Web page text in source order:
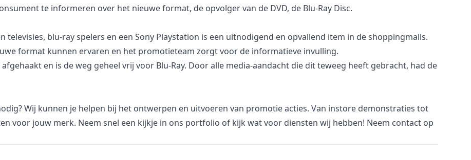
te informeren over het nieuwe format, de opvolger van de DVD, de Blu-Ray Disc.
televisies, blu-ray spelers en een Sony Playstation is een uitnodigend en opvallend item in de shoppingmalls.
format kunnen ervaren en het promotieteam zorgt voor de informatieve invulling.
en is de weg geheel vrij voor Blu-Ray. Door alle media-aandacht die dit teweeg heeft gebracht, had de
Wij kunnen je helpen bij het ontwerpen en uitvoeren van promotie acties. Van instore demonstraties tot
voor jouw merk. Neem snel een kijkje in ons portfolio of kijk wat voor diensten wij hebben! Neem contact op